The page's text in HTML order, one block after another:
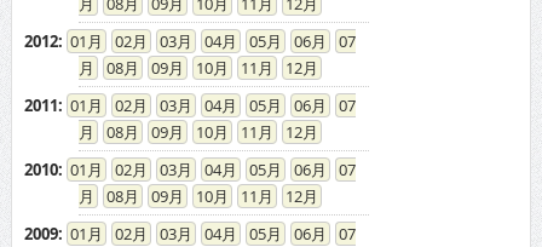
2012: 01 02 03 04 05 06
07
08
09 10 11
12
2011: 01 02 03 04 05 06
07
08
09 10 11
12
2010: 01 02 03 04 05 06
07
08
09 10 11
12
2009: 01 02 03 04 05 06
07